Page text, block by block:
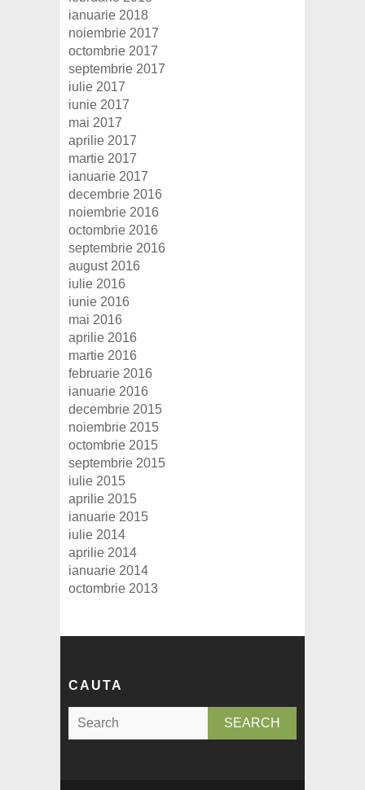
ianuarie 2018
noiembrie 2017
octombrie 2017
septembrie 2017
iulie 2017
iunie 2017
mai 2017
aprilie 2017
martie 2017
ianuarie 2017
decembrie 2016
noiembrie 2016
octombrie 2016
septembrie 2016
august 2016
iulie 2016
iunie 2016
mai 2016
aprilie 2016
martie 2016
februarie 2016
ianuarie 2016
decembrie 2015
noiembrie 2015
octombrie 2015
septembrie 2015
iulie 2015
aprilie 2015
ianuarie 2015
iulie 2014
aprilie 2014
ianuarie 2014
octombrie 2013
CAUTA
a